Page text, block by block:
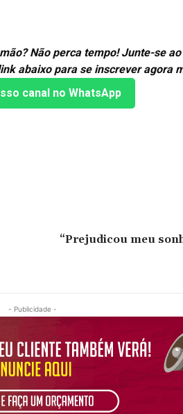
Não perca tempo! Junte-se
abaixo para se inscrever agora
canal no WhatsApp
“Prejudicou meu
- Publicidade -